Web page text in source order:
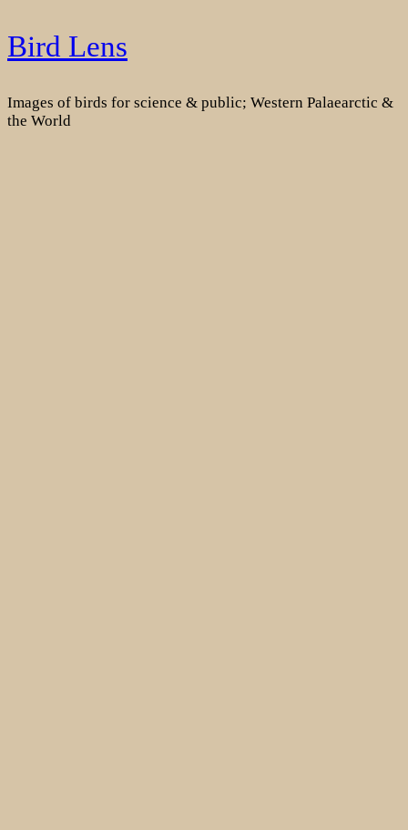
Skip
to
Bird Lens
Images of birds for science & public; Western Palaearctic &
the World